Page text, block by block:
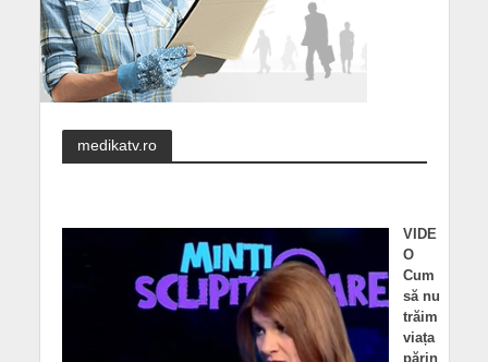
medikatv.ro
VIDE
O
Cum
să nu
trăim
viața
părin